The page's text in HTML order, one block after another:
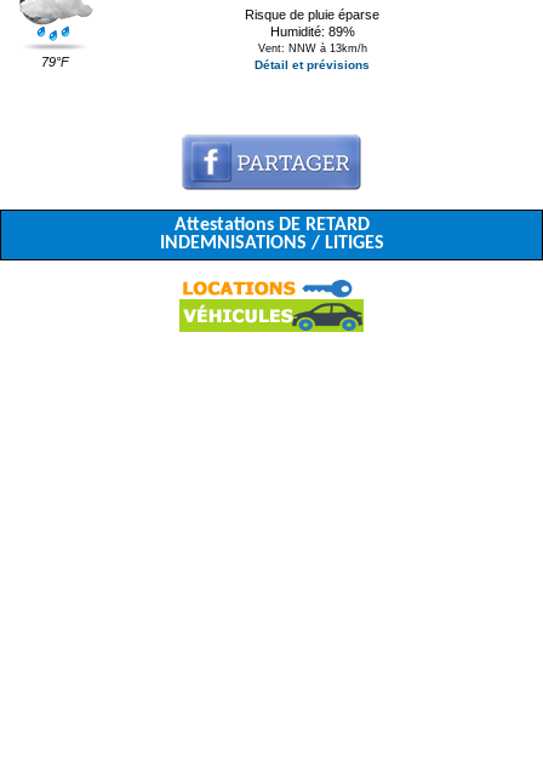
79°F
Risque de pluie éparse
Humidité: 89%
Vent: NNW à 13km/h
Détail et prévisions
Attestations DE RETARD
INDEMNISATIONS / LITIGES